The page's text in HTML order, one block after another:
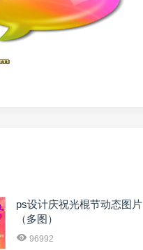
ps设计庆祝光棍节动态图片
（多图）
96992